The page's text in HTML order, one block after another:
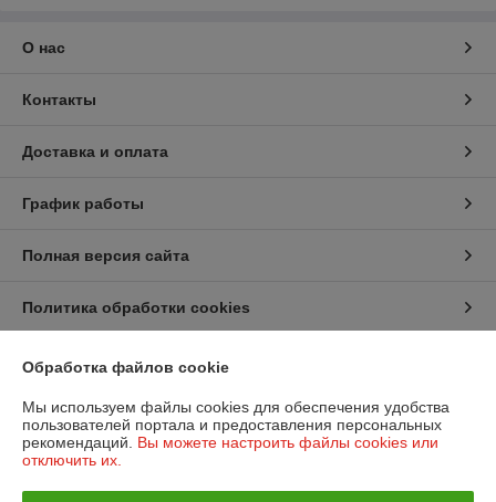
О нас
Контакты
Доставка и оплата
График работы
Полная версия сайта
Политика обработки cookies
Сайт создан на платформе Deal.by
Информация для покупателя
Юридическое лицо:
220036, Республика Беларусь, г. Минск, Бетонный проезд, дом 19а,
Обработка файлов cookie
Мы используем файлы cookies для обеспечения удобства
пользователей портала и предоставления персональных
рекомендаций. Вы можете настроить файлы cookies или
отключить их.